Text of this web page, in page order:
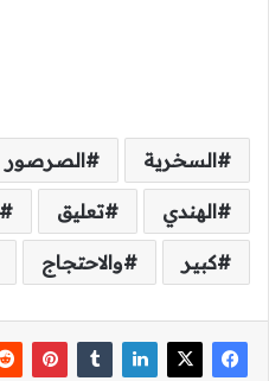
السخرية الصرصور
الهندي تعليق
كبير والاحتجاج